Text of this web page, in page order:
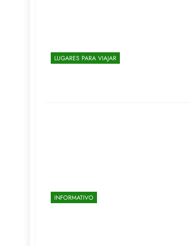
LUGARES PARA VIAJAR
INFORMATIVO